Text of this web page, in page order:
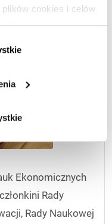
plików cookies i celów
Ekonomicznych
Rady
Rady Naukowej